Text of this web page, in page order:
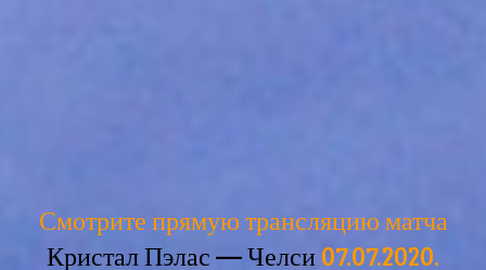
Смотрите прямую трансляцию матча
Кристал Пэлас — Челси07.07.2020.